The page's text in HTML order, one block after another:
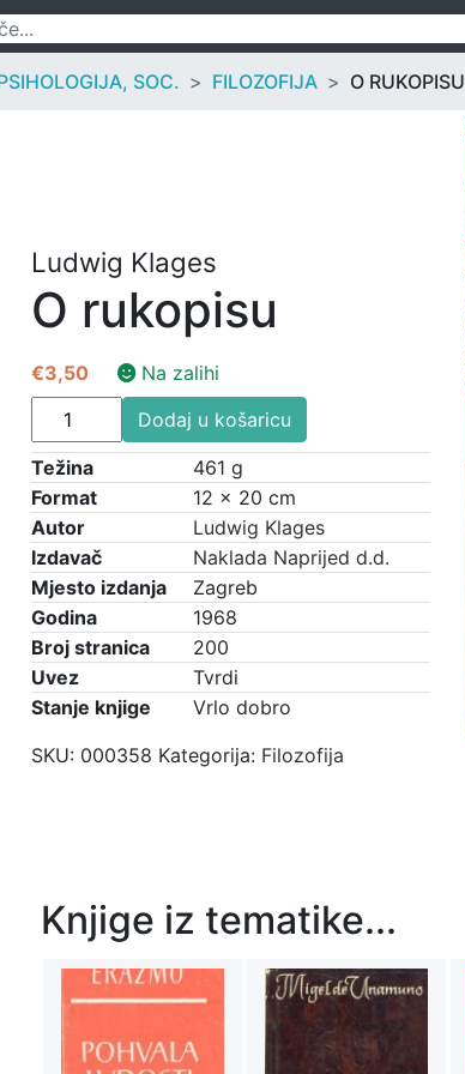
SOC. FILOZOFIJA O RUKOPISU
Ludwig Klages
O rukopisu
€3,50
Na zalihi
rukopisu
količina
Dodaj u košaricu
Težina
461 g
Format
12 × 20 cm
Autor
Ludwig Klages
Izdavač
Naklada Naprijed d.d.
Mjesto izdanja
Zagreb
Godina
1968
Broj stranica
200
Uvez
Tvrdi
Stanje knjige
Vrlo dobro
SKU: 000358 Kategorija: Filozofija
Knjige iz tematike...